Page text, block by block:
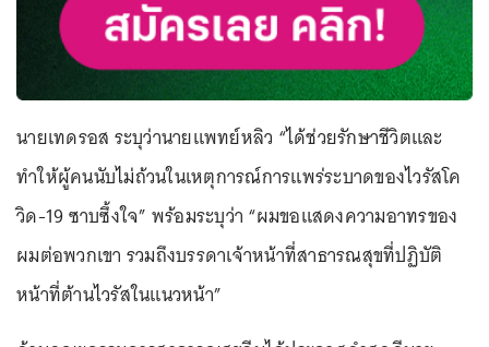
นายเทดรอส ระบุว่านายแพทย์หลิว “ได้ช่วยรักษาชีวิตและ
ทำให้ผู้คนนับไม่ถ้วนในเหตุการณ์การแพร่ระบาดของไวรัสโค
วิด-19 ซาบซึ้งใจ” พร้อมระบุว่า “ผมขอแสดงความอาทรของ
ผมต่อพวกเขา รวมถึงบรรดาเจ้าหน้าที่สาธารณสุขที่ปฏิบัติ
หน้าที่ต้านไวรัสในแนวหน้า”